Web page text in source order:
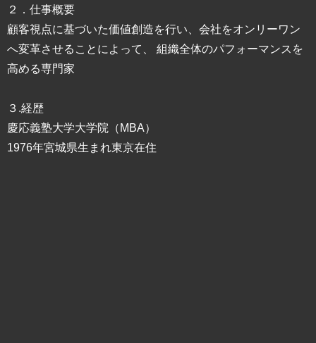
２．仕事概要
顧客視点に基づいた価値創造を行い、会社をオンリーワン
へ変革させることによって、 組織全体のパフォーマンスを
高める専門家
３.経歴
慶応義塾大学大学院（MBA）
1976年宮城県生まれ東京在住